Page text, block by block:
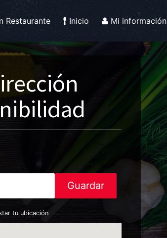
Restaurante Inicio Mi información
Guardar
tu ubicación